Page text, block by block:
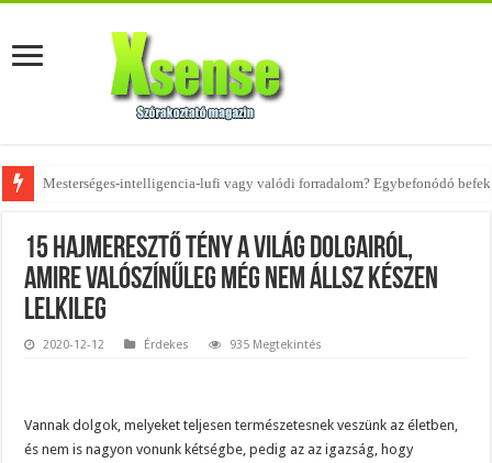
Az övtáskák továbbra is trendik – nézd meg, milyen stílusokhoz illenek!
15 hajmeresztő tény a világ dolgairól,
amire valószínűleg még nem állsz készen
lelkileg
2020-12-12 Érdekes 935 Megtekintés
Vannak dolgok, melyeket teljesen természetesnek veszünk az életben,
és nem is nagyon vonunk kétségbe, pedig az az igazság, hogy